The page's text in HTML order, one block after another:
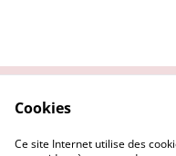
Politique de
Cookies
Ce site Internet utilise des